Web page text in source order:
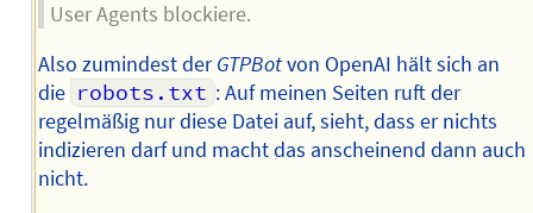
User Agents blockiere.
Also zumindest derGTPBotvon OpenAI hält sich an
die robots.txt : Auf meinen Seiten ruft der
regelmäßig nur diese Datei auf, sieht, dass er nichts
indizieren darf und macht das anscheinend dann auch
nicht.